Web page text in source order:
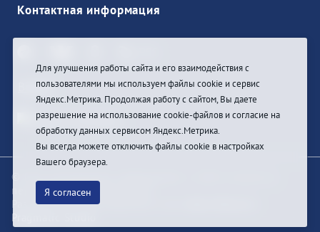
Контактная информация
Войти
© При цитировании информации с сайта ссылка на
первоисточник обязательна
Разработка и техподдержка сайта
Pragmatic Studio
Для улучшения работы сайта и его взаимодействия с
пользователями мы используем файлы cookie и сервис
Яндекс.Метрика. Продолжая работу с сайтом, Вы даете
разрешение на использование cookie-файлов и согласие на
обработку данных сервисом Яндекс.Метрика.
Вы всегда можете отключить файлы cookie в настройках
Вашего браузера.
Я согласен